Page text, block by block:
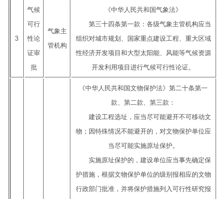
3
气候
可行
性论
证审
批
气象主
管机构
《中华人民共和国气象法》
第三十四条第一款：各级气象主管机构应当
组织对城市规划、国家重点建设工程、重大区域
性经济开发项目和大型太阳能、风能等气候资源
开发利用项目进行气候可行性论证。
《中华人民共和国文物保护法》第二十条第一
款、第二款、第三款：
建设工程选址，应当尽可能避开不可移动文
物；因特殊情况不能避开的，对文物保护单位应
当尽可能实施原址保护。
实施原址保护的，建设单位应当事先确定保
护措施，根据文物保护单位的级别报相应的文物
行政部门批准，并将保护措施列入可行性研究报